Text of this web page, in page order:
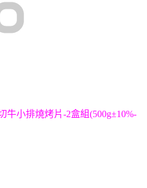
牛小排燒烤片-2盒組(500g±10%-